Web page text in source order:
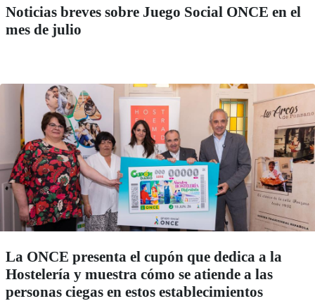
Noticias breves sobre Juego Social ONCE en el
mes de julio
La ONCE presenta el cupón que dedica a la
Hostelería y muestra cómo se atiende a las
personas ciegas en estos establecimientos